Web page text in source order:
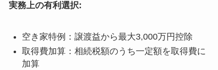
実務上の有利選択:
空き家特例：譲渡益から最大3,000万円控除
取得費加算：相続税額のうち一定額を取得費に
加算